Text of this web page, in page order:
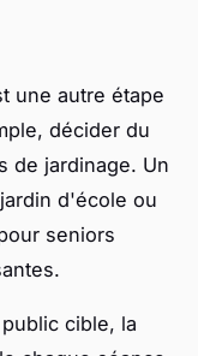
une autre étape
décider du
de jardinage. Un
d'école ou
seniors
cible, la